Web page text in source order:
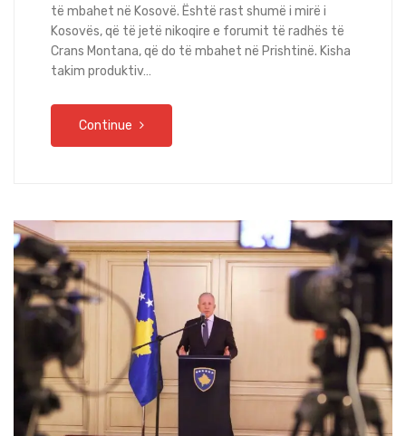
të mbahet në Kosovë. Është rast shumë i mirë i
Kosovës, që të jetë nikoqire e forumit të radhës të
Crans Montana, që do të mbahet në Prishtinë. Kisha
takim produktiv…
Continue